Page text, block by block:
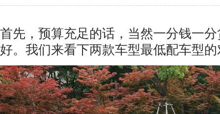
首先，预算充足的话，当然一分钱一分
好。我们来看下两款车型最低配车型